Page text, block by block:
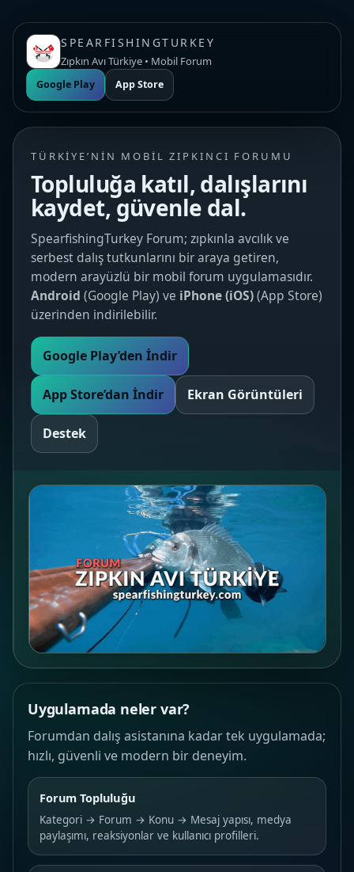
SPEARFISHINGTURKEY
Zıpkın Avı Türkiye • Mobil Forum
Google Play App Store
TÜRKIYE’NIN MOBIL ZIPKINCI FORUMU
Topluluğa katıl, dalışlarını
kaydet, güvenle dal.
SpearfishingTurkey Forum; zıpkınla avcılık ve
serbest dalış tutkunlarını bir araya getiren,
modern arayüzlü bir mobil forum uygulamasıdır.
Android (Google Play) ve iPhone (iOS)(App Store)
üzerinden indirilebilir.
Google Play’den İndir
App Store’dan İndir Ekran Görüntüleri
Destek
Uygulamada neler var?
Forumdan dalış asistanına kadar tek uygulamada;
hızlı, güvenli ve modern bir deneyim.
Forum Topluluğu
Kategori → Forum → Konu → Mesaj yapısı, medya
paylaşımı, reaksiyonlar ve kullanıcı profilleri.